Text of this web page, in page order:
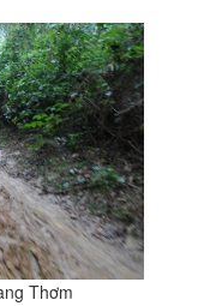
Thơm